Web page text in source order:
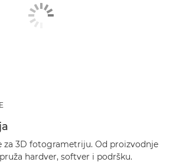
za 3D fotogrametriju. Od proizvodnje
hardver, softver i podršku.